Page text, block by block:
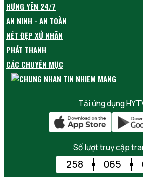
HƯNG YÊN 24/7
AN NINH - AN TOÀN
NÉT ĐẸP XỨ NHÃN
PHÁT THANH
CÁC CHUYÊN MỤC
Tải ứng dụng
Số lượt truy cập
258 065